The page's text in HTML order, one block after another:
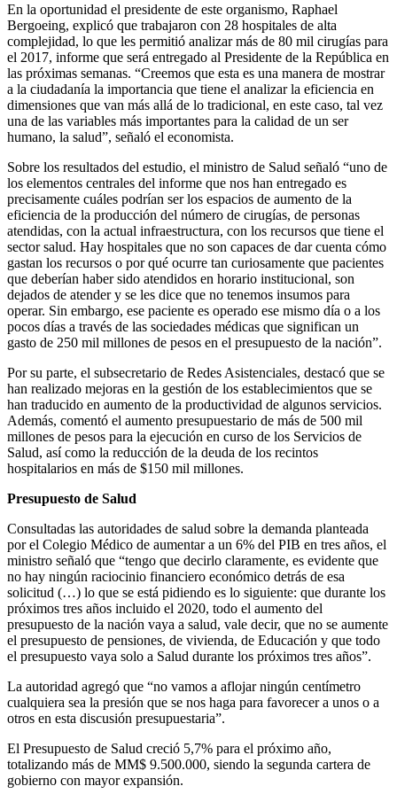
En la oportunidad el presidente de este organismo, Raphael
Bergoeing, explicó que trabajaron con 28 hospitales de alta
complejidad, lo que les permitió analizar más de 80 mil cirugías para
el 2017, informe que será entregado al Presidente de la República en
las próximas semanas. “Creemos que esta es una manera de mostrar
a la ciudadanía la importancia que tiene el analizar la eficiencia en
dimensiones que van más allá de lo tradicional, en este caso, tal vez
una de las variables más importantes para la calidad de un ser
humano, la salud”, señaló el economista.
Sobre los resultados del estudio, el ministro de Salud señaló “uno de
los elementos centrales del informe que nos han entregado es
precisamente cuáles podrían ser los espacios de aumento de la
eficiencia de la producción del número de cirugías, de personas
atendidas, con la actual infraestructura, con los recursos que tiene el
sector salud. Hay hospitales que no son capaces de dar cuenta cómo
gastan los recursos o por qué ocurre tan curiosamente que pacientes
que deberían haber sido atendidos en horario institucional, son
dejados de atender y se les dice que no tenemos insumos para
operar. Sin embargo, ese paciente es operado ese mismo día o a los
pocos días a través de las sociedades médicas que significan un
gasto de 250 mil millones de pesos en el presupuesto de la nación”.
Por su parte, el subsecretario de Redes Asistenciales, destacó que se
han realizado mejoras en la gestión de los establecimientos que se
han traducido en aumento de la productividad de algunos servicios.
Además, comentó el aumento presupuestario de más de 500 mil
millones de pesos para la ejecución en curso de los Servicios de
Salud, así como la reducción de la deuda de los recintos
hospitalarios en más de $150 mil millones.
Presupuesto de Salud
Consultadas las autoridades de salud sobre la demanda planteada
por el Colegio Médico de aumentar a un 6% del PIB en tres años, el
ministro señaló que “tengo que decirlo claramente, es evidente que
no hay ningún raciocinio financiero económico detrás de esa
solicitud (…) lo que se está pidiendo es lo siguiente: que durante los
próximos tres años incluido el 2020, todo el aumento del
presupuesto de la nación vaya a salud, vale decir, que no se aumente
el presupuesto de pensiones, de vivienda, de Educación y que todo
el presupuesto vaya solo a Salud durante los próximos tres años”.
La autoridad agregó que “no vamos a aflojar ningún centímetro
cualquiera sea la presión que se nos haga para favorecer a unos o a
otros en esta discusión presupuestaria”.
El Presupuesto de Salud creció 5,7% para el próximo año,
totalizando más de MM$ 9.500.000, siendo la segunda cartera de
gobierno con mayor expansión.